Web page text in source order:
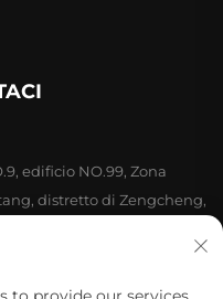
edificio NO.99, Zona
distretto di Zengcheng,